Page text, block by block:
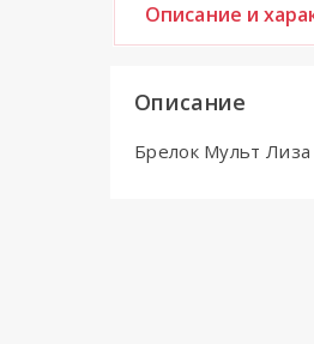
Описание и
Описание
Брелок Мульт Лиза